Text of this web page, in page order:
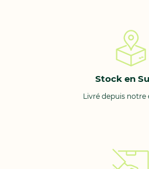
Stock en
Livré depuis